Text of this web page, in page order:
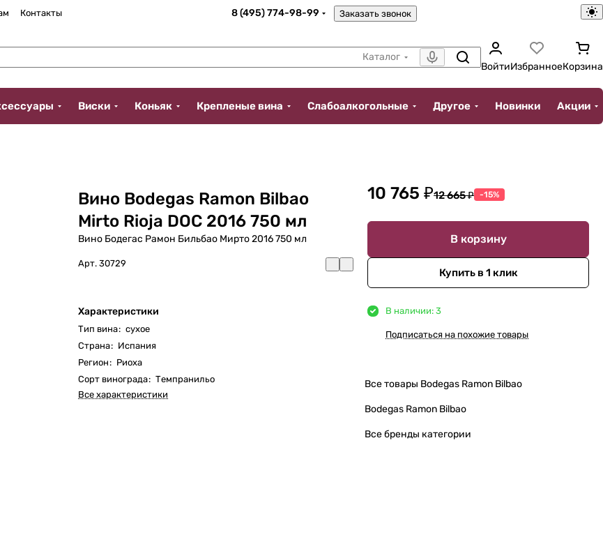
Контакты 8 (495) 774-98-99 Заказать звонок
Каталог
ВойтиИзбранноеКорзина
Виски Коньяк Крепленые вина Слабоалкогольные Другое Новинки Акции
Вино Bodegas Ramon Bilbao
Mirto Rioja DOC 2016 750 мл
Вино Бодегас Рамон Бильбао Мирто 2016 750 мл
Арт.30729
Характеристики
Тип вина: сухое
Страна: Испания
Регион: Риоха
Сорт винограда: Темпранильо
Все характеристики
10 765 ₽12 665 ₽ -15%
В корзину
Купить в 1 клик
В наличии: 3
Подписаться на похожие товары
Все товары Bodegas Ramon Bilbao
Bodegas Ramon Bilbao
Все бренды категории